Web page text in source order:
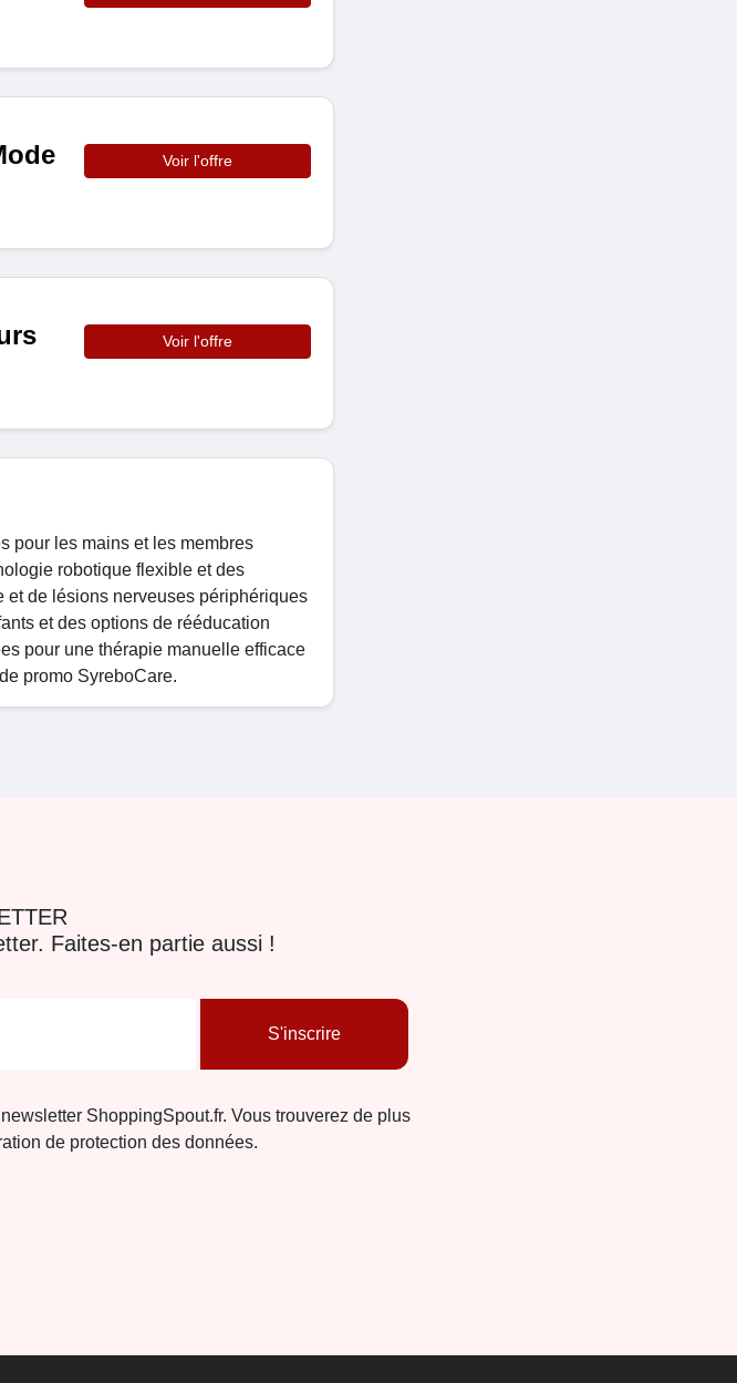
Voir l'offre
Voir l'offre
pour les mains et les membres
robotique flexible et des
de lésions nerveuses périphériques
et des options de rééducation
pour une thérapie manuelle efficace
promo SyreboCare.
Faites-en partie aussi !
S'inscrire
ShoppingSpout.fr. Vous trouverez de plus
de protection des données.